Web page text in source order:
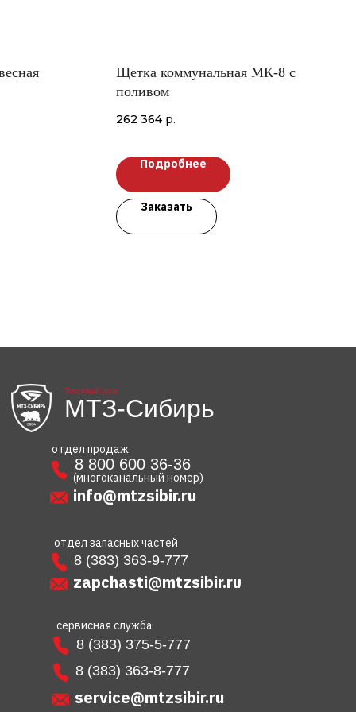
Щетка коммунальная МК-8 с
поливом
262 364 р.
Подробнее
Заказать
Торговый дом
МТЗ-Сибирь
service@mtzsibir.ru
zapchasti@mtzsibir.ru
отдел запасных частей
сервисная служба
info@mtzsibir.ru
8 (383) 375-5-777
отдел продаж
(многоканальный номер)
8 800 600 36-36
8 (383) 363-9-777
8 (383) 363-8-777